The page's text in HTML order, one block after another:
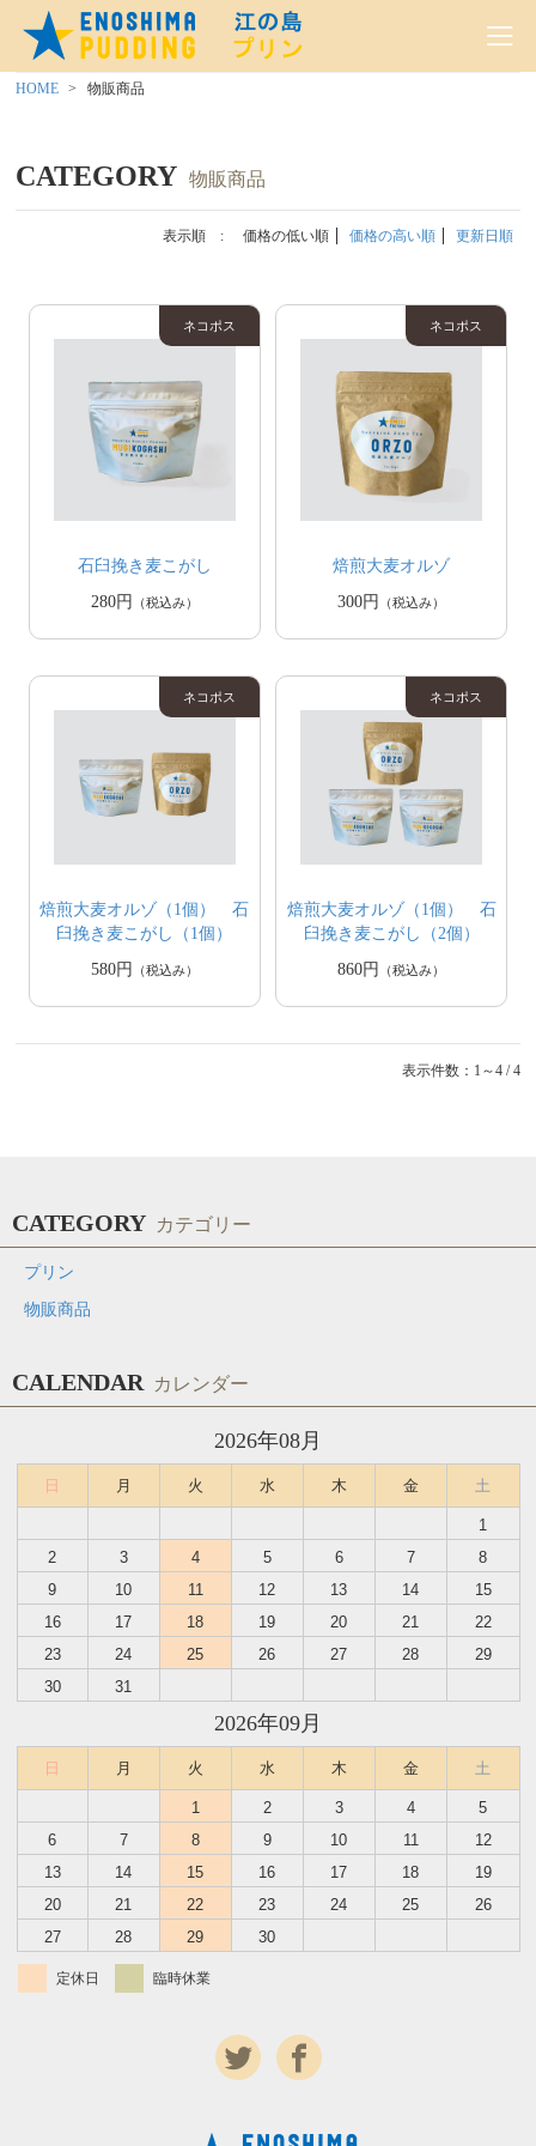
HOME 物販商品
CATEGORY 物販商品
表示順 : 価格の低い順 価格の高い順 更新日順
石臼挽き麦こがし
280円
（税込み）
焙煎大麦オルゾ
300円
（税込み）
焙煎大麦オルゾ（1個） 石
臼挽き麦こがし（1個）
580円
（税込み）
焙煎大麦オルゾ（1個） 石
臼挽き麦こがし（2個）
860円
（税込み）
表示件数：1～4 / 4
CATEGORY カテゴリー
プリン
物販商品
CALENDAR カレンダー
2026年08月
日 月 火 水 木 金 土
1
2
3 4 5 6 7
8
9
10 11 12 13 14
15
16
17 18 19 20 21
22
23
24 25 26 27 28
29
30
31
2026年09月
日 月 火 水 木 金 土
1 2 3 4
5
6
7 8 9 10 11
12
13
14 15 16 17 18
19
20
21 22 23 24 25
26
27
28 29 30
定休日 臨時休業